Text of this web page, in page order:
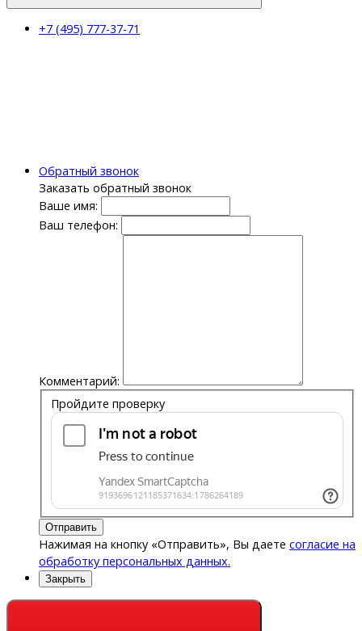
+7 (495) 777-37-71
Обратный звонок
Заказать обратный звонок
Ваше имя:
Ваш телефон:
Комментарий:
Пройдите проверку
Отправить
Нажимая на кнопку «Отправить», Вы даете согласие на
обработку персональных данных.
Закрыть